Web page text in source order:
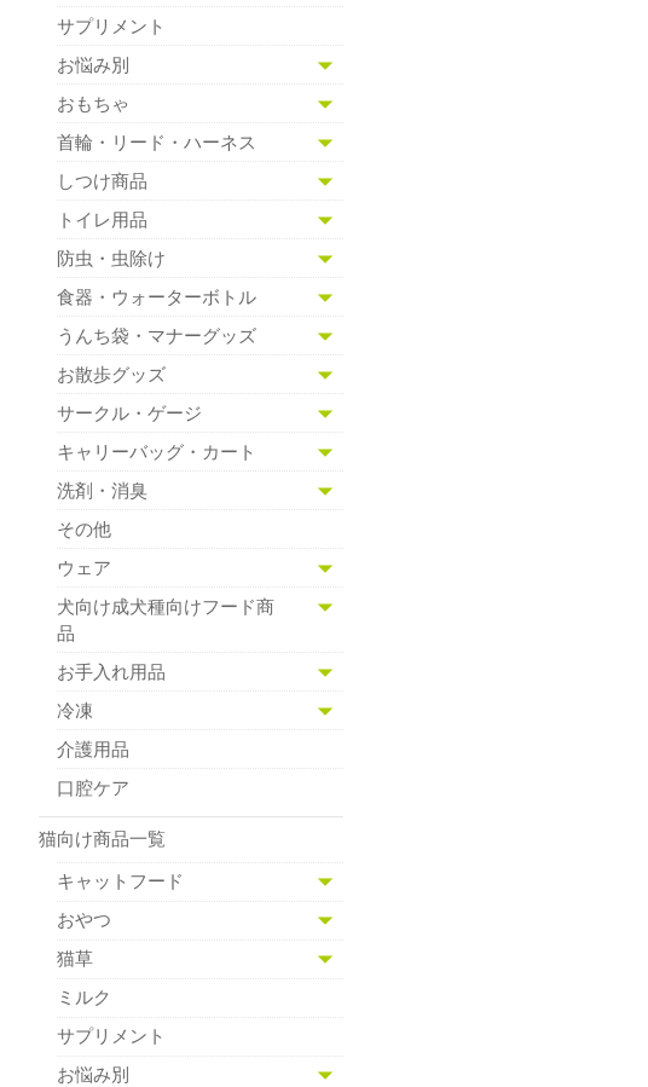
サプリメント
お悩み別
おもちゃ
首輪・リード・ハーネス
しつけ商品
トイレ用品
防虫・虫除け
食器・ウォーターボトル
うんち袋・マナーグッズ
お散歩グッズ
サークル・ゲージ
キャリーバッグ・カート
洗剤・消臭
その他
ウェア
犬向け成犬種向けフード商
品
お手入れ用品
冷凍
介護用品
口腔ケア
猫向け商品一覧
キャットフード
おやつ
猫草
ミルク
サプリメント
お悩み別